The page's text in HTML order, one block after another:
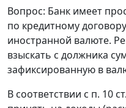
Вопрос: Банк имеет
по кредитному
иностранной валюте.
взыскать с должника
зафиксированную в
В соответствии с п. 10